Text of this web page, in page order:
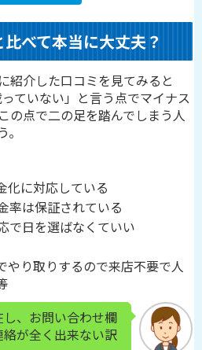
べて本当に大丈夫？
紹介した口コミを見てみると
ていない」と言う点でマイナス
の点で二の足を踏んでしまう人
化に対応している
率は保証されている
で日を選ばなくていい
やり取りするので来店不要で人
、お問い合わせ欄
が全く出来ない訳